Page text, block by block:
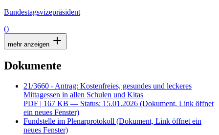
Bundestagsvizepräsident
()
mehr anzeigen
Dokumente
21/3660 - Antrag: Kostenfreies, gesundes und leckeres
Mittagessen in allen Schulen und Kitas
PDF | 167 KB — Status: 15.01.2026 (Dokument, Link öffnet
ein neues Fenster)
Fundstelle im Plenarprotokoll (Dokument, Link öffnet ein
neues Fenster)